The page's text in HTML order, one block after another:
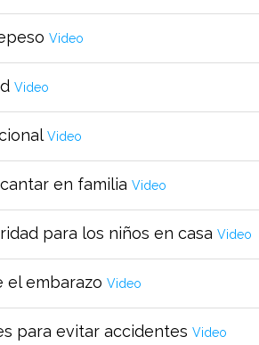
Video
Video
Video
en familia Video
para los niños en casa Video
el embarazo Video
para evitar accidentes Video